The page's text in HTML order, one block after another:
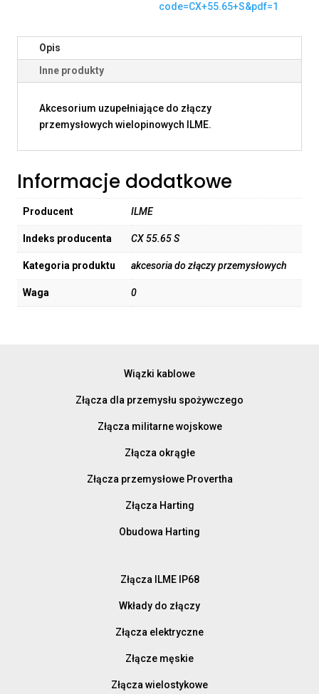
code=CX+55.65+S&pdf=1
Opis
Inne produkty
Akcesorium uzupełniające do złączy
przemysłowych wielopinowych ILME.
Informacje dodatkowe
Producent ILME
Indeks producenta CX 55.65 S
Kategoria produktu akcesoria do złączy przemysłowych
Waga 0
Wiązki kablowe
Złącza dla przemysłu spożywczego
Złącza militarne wojskowe
Złącza okrągłe
Złącza przemysłowe Provertha
Złącza Harting
Obudowa Harting
Złącza ILME IP68
Wkłady do złączy
Złącza elektryczne
Złącze męskie
Złącza wielostykowe